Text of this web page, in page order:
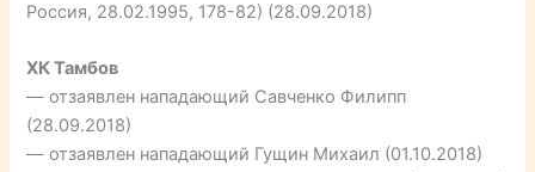
Россия, 28.02.1995, 178-82) (28.09.2018)
ХК Тамбов
— отзаявлен нападающий Савченко Филипп
(28.09.2018)
— отзаявлен нападающий Гущин Михаил (01.10.2018)